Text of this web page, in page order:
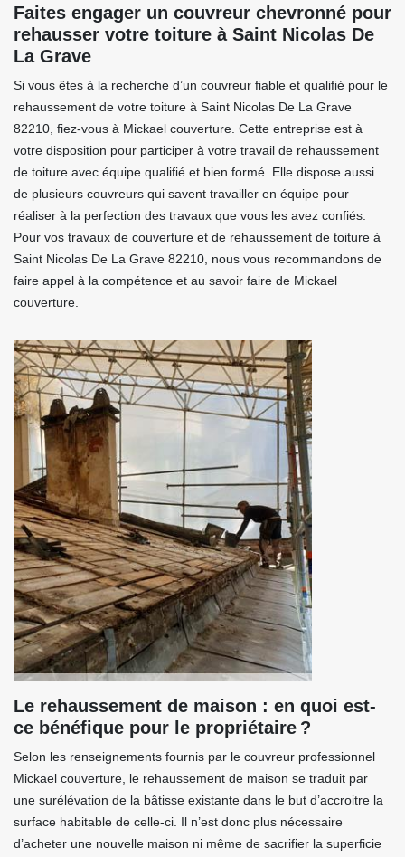
Faites engager un couvreur chevronné pour
rehausser votre toiture à Saint Nicolas De
La Grave
Si vous êtes à la recherche d’un couvreur fiable et qualifié pour le
rehaussement de votre toiture à Saint Nicolas De La Grave
82210, fiez-vous à Mickael couverture. Cette entreprise est à
votre disposition pour participer à votre travail de rehaussement
de toiture avec équipe qualifié et bien formé. Elle dispose aussi
de plusieurs couvreurs qui savent travailler en équipe pour
réaliser à la perfection des travaux que vous les avez confiés.
Pour vos travaux de couverture et de rehaussement de toiture à
Saint Nicolas De La Grave 82210, nous vous recommandons de
faire appel à la compétence et au savoir faire de Mickael
couverture.
Le rehaussement de maison : en quoi est-
ce bénéfique pour le propriétaire ?
Selon les renseignements fournis par le couvreur professionnel
Mickael couverture, le rehaussement de maison se traduit par
une surélévation de la bâtisse existante dans le but d’accroitre la
surface habitable de celle-ci. Il n’est donc plus nécessaire
d’acheter une nouvelle maison ni même de sacrifier la superficie